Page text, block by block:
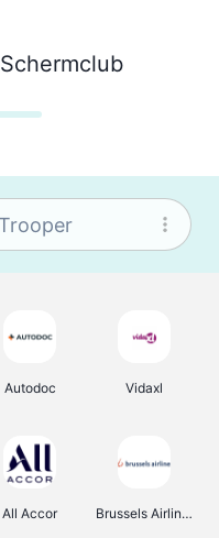
Schermclub
Autodoc Vidaxl
All Accor Brussels Airlines